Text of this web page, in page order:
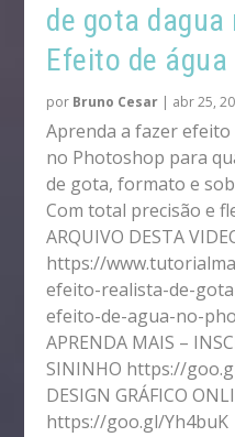
de gota
Efeito de
por Bruno Cesar | abr 25,
Aprenda a fazer
no Photoshop para
de gota, formato e
Com total precisão e
ARQUIVO DESTA
https://
efeito-realista-de-
efeito-de-agua-no-
APRENDA MAIS –
SININHO https://
DESIGN GRÁFICO
https://goo.gl/Yh4buK